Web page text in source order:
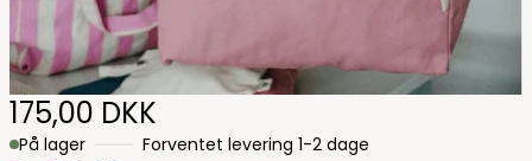
175,00 DKK
På lager
Forventet levering 1-2 dage